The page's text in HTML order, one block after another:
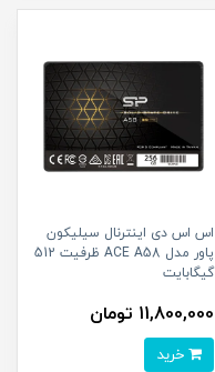
اس اس دی اینترنال سیلیکون
پاور مدل ACE A58 ظرفیت 512
گیگابایت
11,800,000 تومان